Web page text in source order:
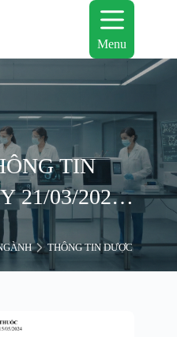
Menu
TIN
21/03/2024
THÔNG TIN DƯỢC CẬP